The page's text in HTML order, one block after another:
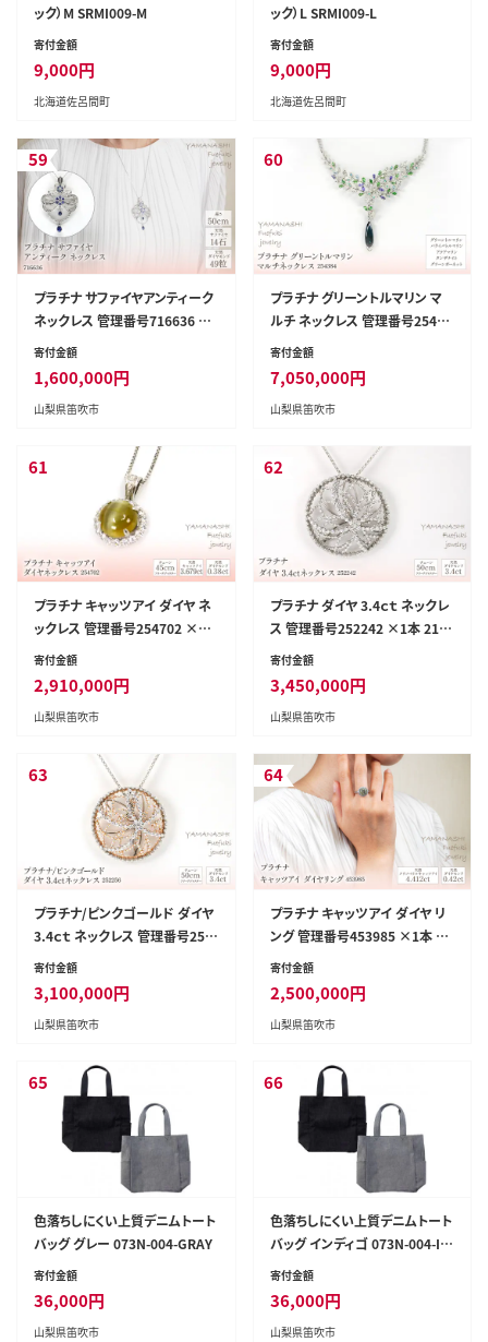
ック）M SRMI009-M
寄付金額
9,000円
北海道佐呂間町
ック）L SRMI009-L
寄付金額
9,000円
北海道佐呂間町
59
プラチナ サファイヤアンティーク
ネックレス 管理番号716636 ×
1本 218-010
寄付金額
1,600,000円
山梨県笛吹市
60
プラチナ グリーントルマリン マ
ルチ ネックレス 管理番号25438
4 ×1本 218-064
寄付金額
7,050,000円
山梨県笛吹市
61
プラチナ キャッツアイ ダイヤ ネ
ックレス 管理番号254702 ×1
本 218-068
寄付金額
2,910,000円
山梨県笛吹市
62
プラチナ ダイヤ 3.4ｃｔ ネックレ
ス 管理番号252242 ×1本 218-
072
寄付金額
3,450,000円
山梨県笛吹市
63
プラチナ/ピンクゴールド ダイヤ
3.4ｃｔ ネックレス 管理番号252
256 ×1本 218-073
寄付金額
3,100,000円
山梨県笛吹市
64
プラチナ キャッツアイ ダイヤ リ
ング 管理番号453985 ×1本 21
8-075
寄付金額
2,500,000円
山梨県笛吹市
65
色落ちしにくい上質デニムトート
バッグ グレー 073N-004-GRAY
寄付金額
36,000円
山梨県笛吹市
66
色落ちしにくい上質デニムトート
バッグ インディゴ 073N-004-IN
DIGO
寄付金額
36,000円
山梨県笛吹市